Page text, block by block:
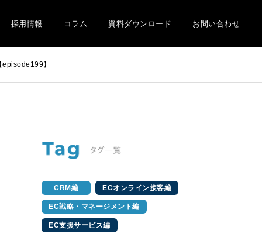
採用情報 コラム 資料ダウンロード お問い合わせ
】
CRM編 ECオンライン接客編
EC戦略・マネージメント編
EC支援サービス編